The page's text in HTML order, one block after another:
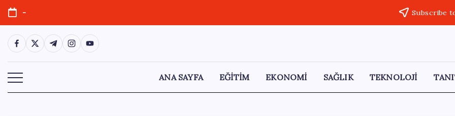
Skip
content
- Subscribe
https://www.facebook.com/
https://twitter.com/
https://t.me/
https://www.instagram.com/
https://youtube.com/
ANA SAYFA EĞİTİM EKONOMİ SAĞLIK TEKNOLOJİ